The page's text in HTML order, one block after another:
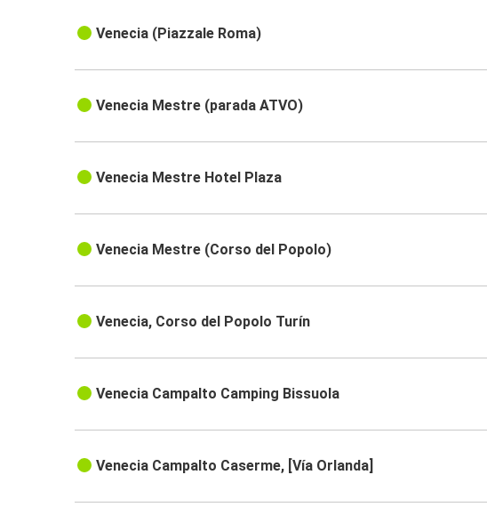
Venecia (Piazzale Roma)
Venecia Mestre (parada ATVO)
Venecia Mestre Hotel Plaza
Venecia Mestre (Corso del Popolo)
Venecia, Corso del Popolo Turín
Venecia Campalto Camping Bissuola
Venecia Campalto Caserme, [Vía Orlanda]